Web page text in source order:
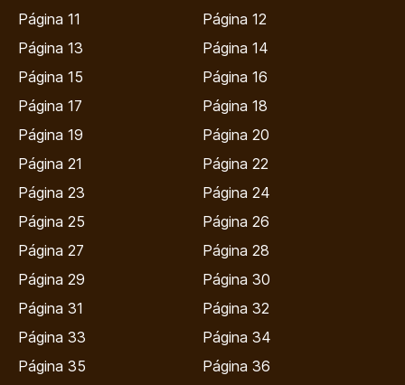
Página 11
Página 12
Página 13
Página 14
Página 15
Página 16
Página 17
Página 18
Página 19
Página 20
Página 21
Página 22
Página 23
Página 24
Página 25
Página 26
Página 27
Página 28
Página 29
Página 30
Página 31
Página 32
Página 33
Página 34
Página 35
Página 36